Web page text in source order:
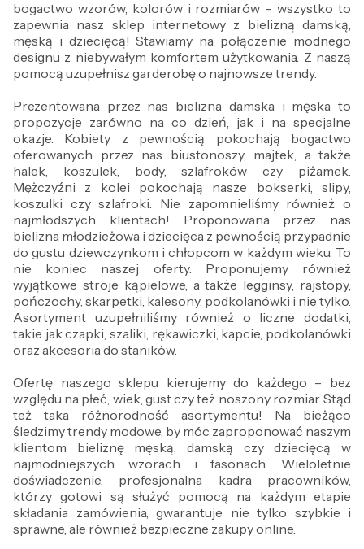
bogactwo wzorów, kolorów i rozmiarów – wszystko to
zapewnia nasz sklep internetowy z bielizną damską,
męską i dziecięcą! Stawiamy na połączenie modnego
designu z niebywałym komfortem użytkowania. Z naszą
pomocą uzupełnisz garderobę o najnowsze trendy.
Prezentowana przez nas bielizna damska i męska to
propozycje zarówno na co dzień, jak i na specjalne
okazje. Kobiety z pewnością pokochają bogactwo
oferowanych przez nas biustonoszy, majtek, a także
halek, koszulek, body, szlafroków czy piżamek.
Mężczyźni z kolei pokochają nasze bokserki, slipy,
koszulki czy szlafroki. Nie zapomnieliśmy również o
najmłodszych klientach! Proponowana przez nas
bielizna młodzieżowa i dziecięca z pewnością przypadnie
do gustu dziewczynkom i chłopcom w każdym wieku. To
nie koniec naszej oferty. Proponujemy również
wyjątkowe stroje kąpielowe, a także legginsy, rajstopy,
pończochy, skarpetki, kalesony, podkolanówki i nie tylko.
Asortyment uzupełniliśmy również o liczne dodatki,
takie jak czapki, szaliki, rękawiczki, kapcie, podkolanówki
oraz akcesoria do staników.
Ofertę naszego sklepu kierujemy do każdego – bez
względu na płeć, wiek, gust czy też noszony rozmiar. Stąd
też taka różnorodność asortymentu! Na bieżąco
śledzimy trendy modowe, by móc zaproponować naszym
klientom bieliznę męską, damską czy dziecięcą w
najmodniejszych wzorach i fasonach. Wieloletnie
doświadczenie, profesjonalna kadra pracowników,
którzy gotowi są służyć pomocą na każdym etapie
składania zamówienia, gwarantuje nie tylko szybkie i
sprawne, ale również bezpieczne zakupy online.